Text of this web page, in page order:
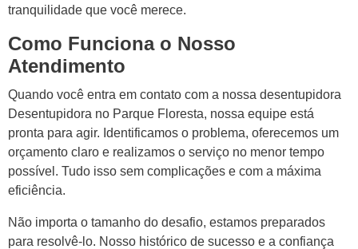
tranquilidade que você merece.
Como Funciona o Nosso
Atendimento
Quando você entra em contato com a nossa desentupidora
Desentupidora no Parque Floresta, nossa equipe está
pronta para agir. Identificamos o problema, oferecemos um
orçamento claro e realizamos o serviço no menor tempo
possível. Tudo isso sem complicações e com a máxima
eficiência.
Não importa o tamanho do desafio, estamos preparados
para resolvê-lo. Nosso histórico de sucesso e a confiança